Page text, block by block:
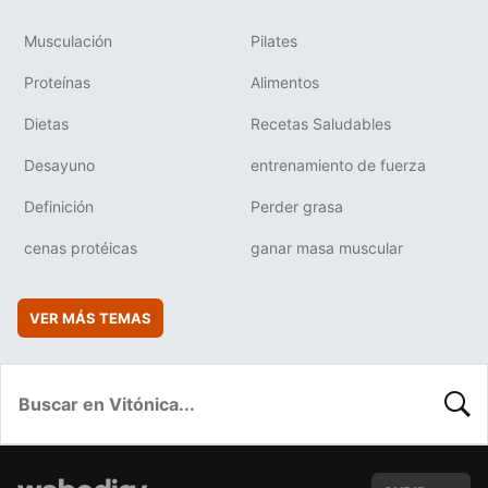
Musculación Pilates
Proteínas Alimentos
Dietas Recetas Saludables
Desayuno entrenamiento de fuerza
Definición Perder grasa
cenas protéicas ganar masa muscular
VER MÁS TEMAS